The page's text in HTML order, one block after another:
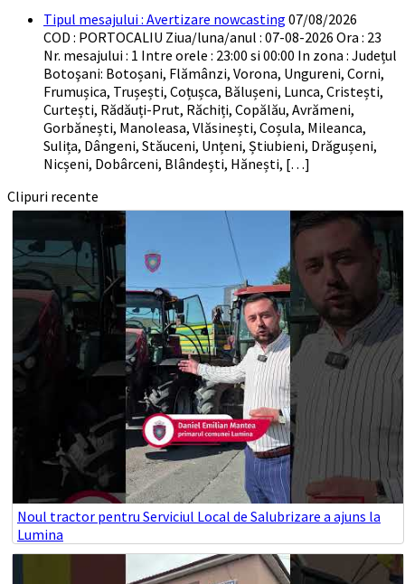
Tipul mesajului : Avertizare nowcasting 07/08/2026
COD : PORTOCALIU Ziua/luna/anul : 07-08-2026 Ora : 23
Nr. mesajului : 1 Intre orele : 23:00 si 00:00 In zona : Județul
Botoşani: Botoșani, Flămânzi, Vorona, Ungureni, Corni,
Frumușica, Trușești, Coțușca, Bălușeni, Lunca, Cristești,
Curtești, Rădăuți-Prut, Răchiți, Copălău, Avrămeni,
Gorbănești, Manoleasa, Vlăsinești, Coșula, Mileanca,
Sulița, Dângeni, Stăuceni, Unțeni, Știubieni, Drăgușeni,
Nicșeni, Dobârceni, Blândești, Hănești, […]
Clipuri recente
Noul tractor pentru Serviciul Local de Salubrizare a ajuns la
Lumina